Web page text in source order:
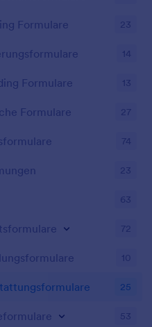
Formulare 23
14
Formulare 13
Formulare 27
74
23
63
72
10
25
53